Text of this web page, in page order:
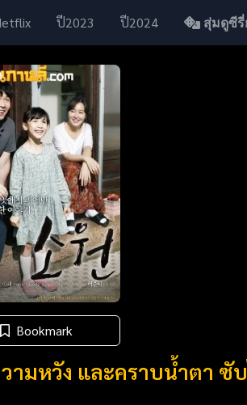
ปี2023 ปี2024 สุ่มดูซีรี่
Bookmark
ามหวัง และคราบน้ำตา ซั